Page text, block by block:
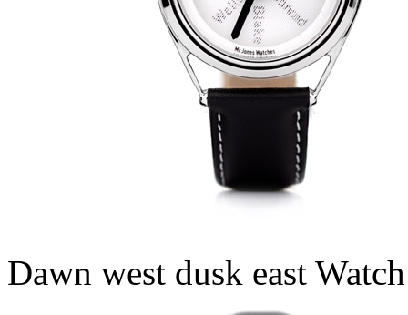
Dawn west dusk east Watch